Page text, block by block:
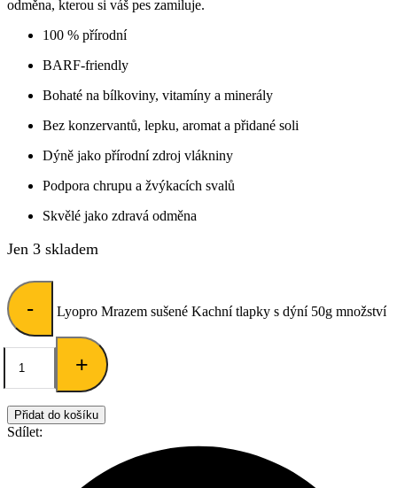
odměna, kterou si váš pes zamiluje.
100 % přírodní
BARF-friendly
Bohaté na bílkoviny, vitamíny a minerály
Bez konzervantů, lepku, aromat a přidané soli
Dýně jako přírodní zdroj vlákniny
Podpora chrupu a žvýkacích svalů
Skvělé jako zdravá odměna
Jen 3 skladem
- Lyopro Mrazem sušené Kachní tlapky s dýní 50g množství
+
Přidat do košíku
Sdílet: